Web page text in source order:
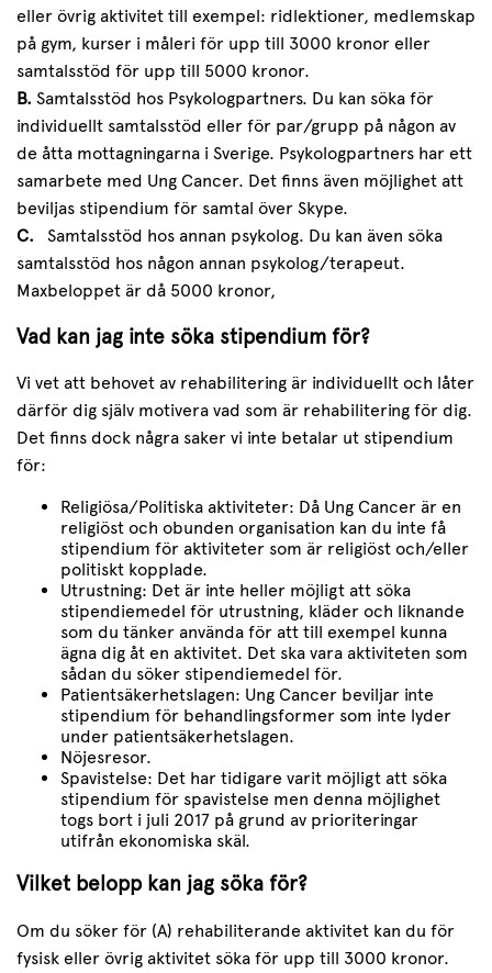
eller övrig aktivitet till exempel: ridlektioner, medlemskap
på gym, kurser i måleri för upp till 3000 kronor eller
samtalsstöd för upp till 5000 kronor.
B. Samtalsstöd hos Psykologpartners. Du kan söka för
individuellt samtalsstöd eller för par/grupp på någon av
de åtta mottagningarna i Sverige. Psykologpartners har ett
samarbete med Ung Cancer. Det finns även möjlighet att
beviljas stipendium för samtal över Skype.
C. Samtalsstöd hos annan psykolog. Du kan även söka
samtalsstöd hos någon annan psykolog/terapeut.
Maxbeloppet är då 5000 kronor,
Vad kan jag inte söka stipendium för?
Vi vet att behovet av rehabilitering är individuellt och låter
därför dig själv motivera vad som är rehabilitering för dig.
Det finns dock några saker vi inte betalar ut stipendium
för:
Religiösa/Politiska aktiviteter: Då Ung Cancer är en
religiöst och obunden organisation kan du inte få
stipendium för aktiviteter som är religiöst och/eller
politiskt kopplade.
Utrustning: Det är inte heller möjligt att söka
stipendiemedel för utrustning, kläder och liknande
som du tänker använda för att till exempel kunna
ägna dig åt en aktivitet. Det ska vara aktiviteten som
sådan du söker stipendiemedel för.
Patientsäkerhetslagen: Ung Cancer beviljar inte
stipendium för behandlingsformer som inte lyder
under patientsäkerhetslagen.
Nöjesresor.
Spavistelse: Det har tidigare varit möjligt att söka
stipendium för spavistelse men denna möjlighet
togs bort i juli 2017 på grund av prioriteringar
utifrån ekonomiska skäl.
Vilket belopp kan jag söka för?
Om du söker för (A) rehabiliterande aktivitet kan du för
fysisk eller övrig aktivitet söka för upp till 3000 kronor.